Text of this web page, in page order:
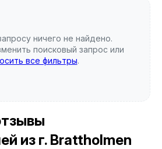
ничего не найдено.
поисковый запрос или
все фильтры.
из г. Brattholmen